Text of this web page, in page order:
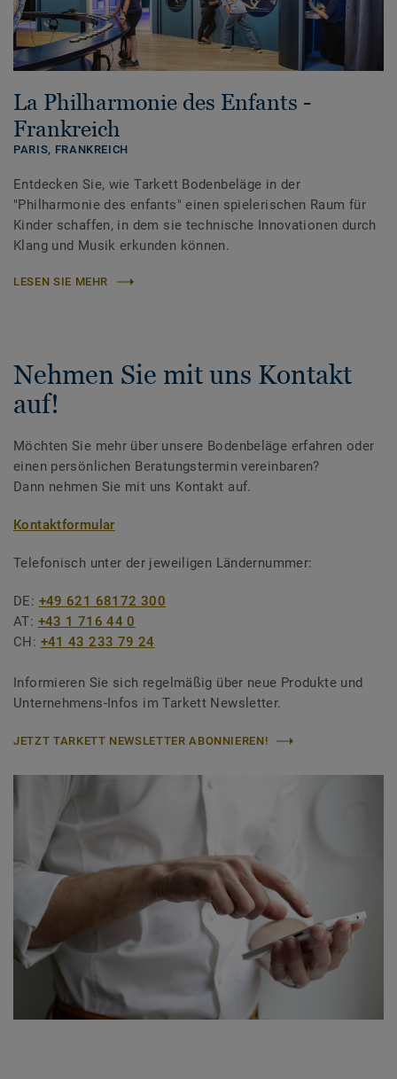
La Philharmonie des Enfants -
Frankreich
PARIS, FRANKREICH
Entdecken Sie, wie Tarkett Bodenbeläge in der
"Philharmonie des enfants" einen spielerischen Raum für
Kinder schaffen, in dem sie technische Innovationen durch
Klang und Musik erkunden können.
LESEN SIE MEHR
Nehmen Sie mit uns Kontakt
auf!
Möchten Sie mehr über unsere Bodenbeläge erfahren oder
einen persönlichen Beratungstermin vereinbaren?
Dann nehmen Sie mit uns Kontakt auf.
Kontaktformular
Telefonisch unter der jeweiligen Ländernummer:
DE: +49 621 68172 300
AT: +43 1 716 44 0
CH: +41 43 233 79 24
Informieren Sie sich regelmäßig über neue Produkte und
Unternehmens-Infos im Tarkett Newsletter.
JETZT TARKETT NEWSLETTER ABONNIEREN!